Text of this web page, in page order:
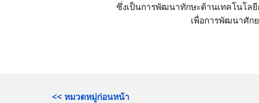
ซึ่งเป็นการพัฒนาทักษะด้านเทคโนโล
เพื่อการพัฒนาศัก
<< หมวดหมู่ก่อนหน้า